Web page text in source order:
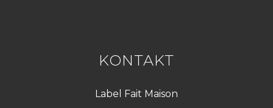
KONTAKT
Label Fait Maison